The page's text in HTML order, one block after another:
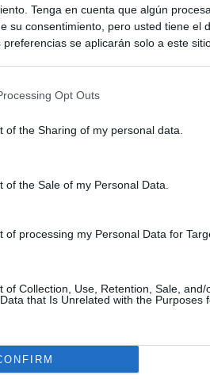
Tenga en cuenta que algún
su consentimiento, pero usted tiene el
preferencias se aplicarán solo a este
Opt Outs
of the Sharing of my personal data.
of the Sale of my Personal Data.
of processing my Personal Data for
of Collection, Use, Retention, Sale, and/
that Is Unrelated with the Purposes